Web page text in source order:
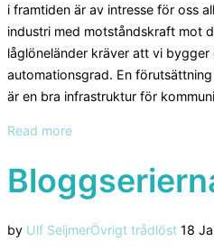
i framtiden är av intresse för oss
industri med motståndskraft mot
låglöneländer kräver att vi bygger
automationsgrad. En
är en bra infrastruktur för
Read more“Dags
en
digital
för
by Ulf SeijmerÖvrigt trådlöst 18